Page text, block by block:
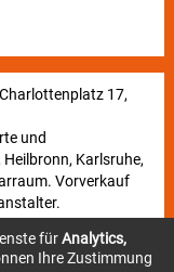
17,
und
Karlsruhe,
Vorverkauf
fürAnalytics,
Ihre Zustimmung